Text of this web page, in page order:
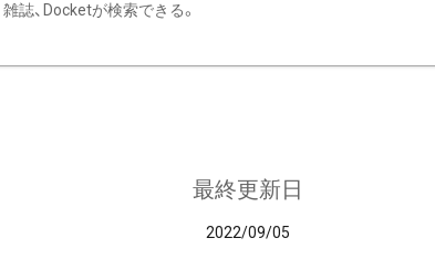
雑誌、Docketが検索できる。
最終更新日
2022/09/05